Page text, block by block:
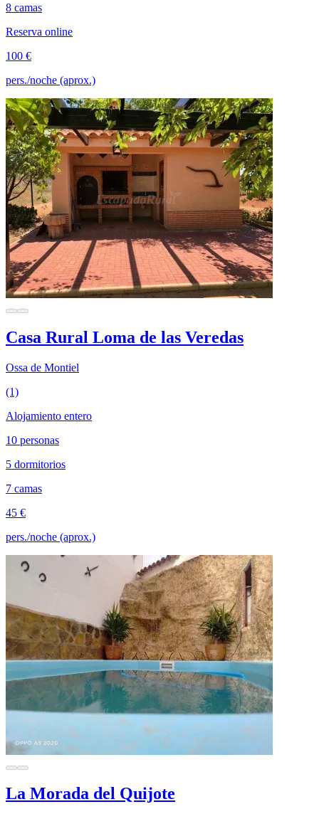
8 camas
Reserva online
100 €
pers./noche (aprox.)
Casa Rural Loma de las Veredas
Ossa de Montiel
(1)
Alojamiento entero
10 personas
5 dormitorios
7 camas
45 €
pers./noche (aprox.)
La Morada del Quijote